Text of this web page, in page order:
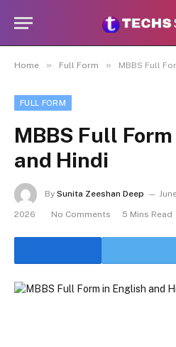
Home » Full Form » MBBS Full
FULL FORM
MBBS Full
and Hindi
By Sunita Zeeshan Deep
2026 No Comments 5 Mins Read